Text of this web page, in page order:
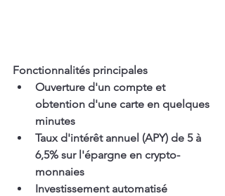
Fonctionnalités principales
Ouverture d'un compte et
obtention d'une carte en quelques
minutes
Taux d'intérêt annuel (APY) de 5 à
6,5% sur l'épargne en crypto-
monnaies
Investissement automatisé